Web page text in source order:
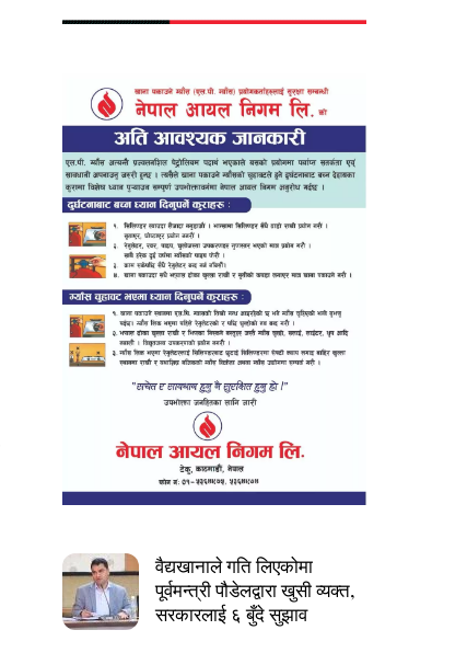
वैद्यखानाले गति लिएकोमा
पूर्वमन्त्री पौडेलद्वारा खुसी व्यक्त,
सरकारलाई ६ बुँदे सुझाव